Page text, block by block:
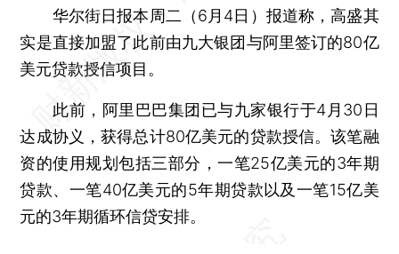
华尔街日报本周二（6月4日）报道称，高盛其
实是直接加盟了此前由九大银团与阿里签订的80亿
美元贷款授信项目。
此前，阿里巴巴集团已与九家银行于4月30日
达成协义，获得总计80亿美元的贷款授信。该笔融
资的使用规划包括三部分，一笔25亿美元的3年期
贷款、一笔40亿美元的5年期贷款以及一笔15亿美
元的3年期循环信贷安排。